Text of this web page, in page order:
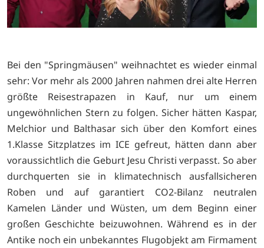
Bei den "Springmäusen" weihnachtet es wieder einmal
sehr: Vor mehr als 2000 Jahren nahmen drei alte Herren
größte Reisestrapazen in Kauf, nur um einem
ungewöhnlichen Stern zu folgen. Sicher hätten Kaspar,
Melchior und Balthasar sich über den Komfort eines
1.Klasse Sitzplatzes im ICE gefreut, hätten dann aber
voraussichtlich die Geburt Jesu Christi verpasst. So aber
durchquerten sie in klimatechnisch ausfallsicheren
Roben und auf garantiert CO2-Bilanz neutralen
Kamelen Länder und Wüsten, um dem Beginn einer
großen Geschichte beizuwohnen. Während es in der
Antike noch ein unbekanntes Flugobjekt am Firmament